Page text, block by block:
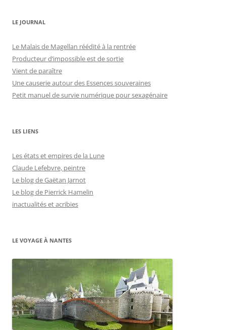
LE JOURNAL
Le Malais de Magellan réédité à la rentrée
Producteur d’impossible est de sortie
Vient de paraître
Une causerie autour des Essences souveraines
Petit manuel de survie numérique pour sexagénaire
LES LIENS
Les états et empires de la Lune
Claude Lefebvre, peintre
Le blog de Gaëtan Jarnot
Le blog de Pierrick Hamelin
inactualités et acribies
LE VOYAGE À NANTES